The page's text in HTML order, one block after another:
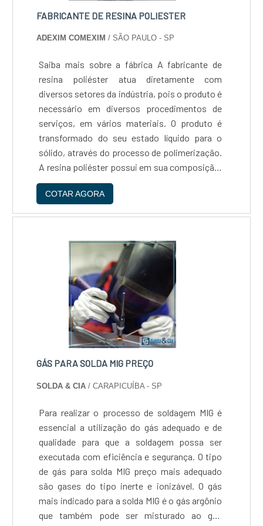
comprometimento da empresa com seus
demonstrar conhecimento e autoridade em
Reaton é destaque sempre que buscar por
manutenção preventiva de sistema de
tratamento de água: Colaboradores proativos;
Profissionais com vasta experiência na área;
Trabalhadores de alta qualidade; Escritório de
alta qualidade onde são realizadas as
atividades; Tecnologia de ponta;
Equipamentos de última geração. A EMPRESA
MAIS QUALIFICADA DO SEGMENTOSomente
na Reaton tem tudo que se precisa para
manutenção preventiva de sistema de
grande variedade no portfólio como filtros
para condomínio e tratamento de água de
poço artesiano.Isso se deve ao fato de ser
comprometida com os serviços e
responsável, conquistas adquiridas porque
investiu em uma estrutura que hoje conta com
escritório de alta qualidade onde são
realizadas as atividades e tecnologia de
ponta. Esses fatores, somados a um time
com vasta experiência na área, garantem uma
Aproveite a visita para acessar o site e saber
mais sobre a empresa, os serviços e os
produtos!
FABRICANTE DE RESINA POLIESTER
ADEXIM COMEXIM / SÃO PAULO - SP
Saiba mais sobre a fábrica A fabricante de
resina poliéster atua diretamente com
diversos setores da indústria, pois o produto é
necessário em diversos procedimentos de
serviços, em vários materiais. O produto é
transformado do seu estado líquido para o
sólido, através do processo de polimerização.
A resina poliéster possui em sua composição,
um peso molecular bem grande, como o
próprio nome do produto já diz. Poli significa
muitos, e a palavr....
COTAR AGORA
GÁS PARA SOLDA MIG PREÇO
SOLDA & CIA / CARAPICUÍBA - SP
Para realizar o processo de soldagem MIG é
essencial a utilização do gás adequado e de
qualidade para que a soldagem possa ser
executada com eficiência e segurança. O tipo
de gás para solda MIG preço mais adequado
são gases do tipo inerte e ionizável. O gás
mais indicado para a solda MIG é o gás argônio
que também pode ser misturado ao gás